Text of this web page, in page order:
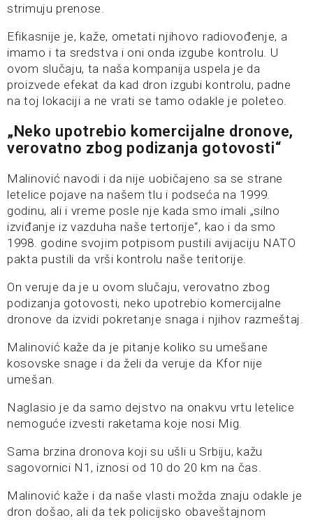
strimuju prenose.
Efikasnije je, kaže, ometati njihovo radiovođenje, a
imamo i ta sredstva i oni onda izgube kontrolu. U
ovom slučaju, ta naša kompanija uspela je da
proizvede efekat da kad dron izgubi kontrolu, padne
na toj lokaciji a ne vrati se tamo odakle je poleteo.
„Neko upotrebio komercijalne dronove,
verovatno zbog podizanja gotovosti“
Malinović navodi i da nije uobičajeno sa se strane
letelice pojave na našem tlu i podseća na 1999.
godinu, ali i vreme posle nje kada smo imali „silno
izviđanje iz vazduha naše tertorije“, kao i da smo
1998. godine svojim potpisom pustili avijaciju NATO
pakta pustili da vrši kontrolu naše teritorije.
On veruje da je u ovom slučaju, verovatno zbog
podizanja gotovosti, neko upotrebio komercijalne
dronove da izvidi pokretanje snaga i njihov razmeštaj.
Malinović kaže da je pitanje koliko su umešane
kosovske snage i da želi da veruje da Kfor nije
umešan.
Naglasio je da samo dejstvo na onakvu vrtu letelice
nemoguće izvesti raketama koje nosi Mig.
Sama brzina dronova koji su ušli u Srbiju, kažu
sagovornici N1, iznosi od 10 do 20 km na čas.
Malinović kaže i da naše vlasti možda znaju odakle je
dron došao, ali da tek policijsko obaveštajnom